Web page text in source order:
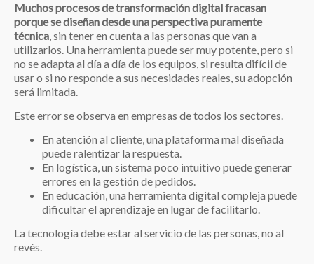
Muchos procesos de transformación digital fracasan
porque se diseñan desde una perspectiva puramente
técnica, sin tener en cuenta a las personas que van a
utilizarlos. Una herramienta puede ser muy potente, pero si
no se adapta al día a día de los equipos, si resulta difícil de
usar o si no responde a sus necesidades reales, su adopción
será limitada.
Este error se observa en empresas de todos los sectores.
En atención al cliente, una plataforma mal diseñada
puede ralentizar la respuesta.
En logística, un sistema poco intuitivo puede generar
errores en la gestión de pedidos.
En educación, una herramienta digital compleja puede
dificultar el aprendizaje en lugar de facilitarlo.
La tecnología debe estar al servicio de las personas, no al
revés.